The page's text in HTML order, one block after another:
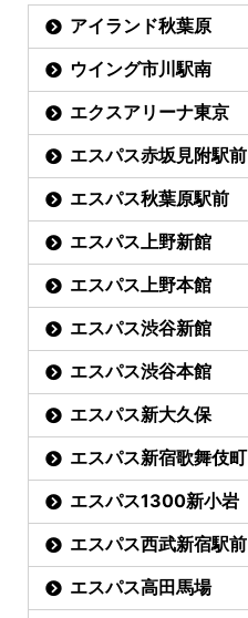
アイランド秋葉原
ウイング市川駅南
エクスアリーナ東京
エスパス赤坂見附駅前
エスパス秋葉原駅前
エスパス上野新館
エスパス上野本館
エスパス渋谷新館
エスパス渋谷本館
エスパス新大久保
エスパス新宿歌舞伎町
エスパス1300新小岩
エスパス西武新宿駅前
エスパス高田馬場